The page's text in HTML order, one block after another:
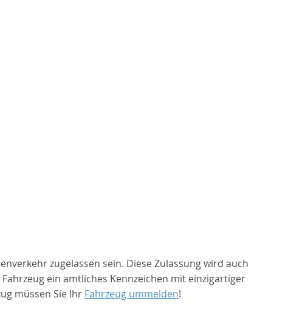
zugelassen sein. Diese Zulassung wird auch
ein amtliches Kennzeichen mit einzigartiger
müssen Sie Ihr Fahrzeug ummelden!